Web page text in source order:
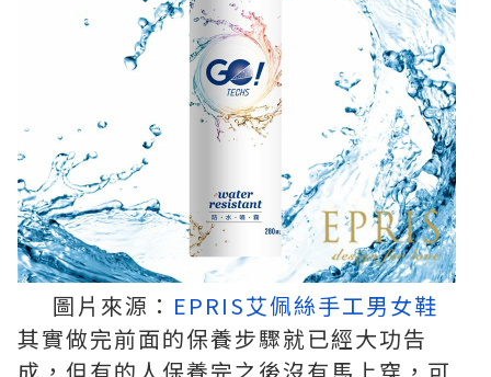
圖片來源： EPRIS艾佩絲手工男女鞋
其實做完前面的保養步驟就已經大功告